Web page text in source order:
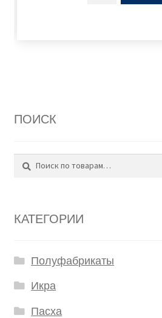
ПОИСК
Поиск
КАТЕГОРИИ
Полуфабрикаты
Икра
Пасха